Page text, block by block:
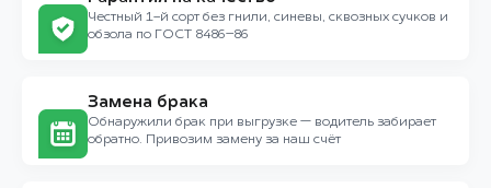
Честный 1-й сорт без гнили, синевы, сквозных сучков и
обзола по ГОСТ 8486–86
Замена брака
Обнаружили брак при выгрузке — водитель забирает
обратно. Привозим замену за наш счёт